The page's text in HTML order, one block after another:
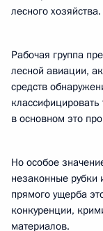
лесного хозяйства.
Рабочая группа
лесной авиации,
средств
классифицировать
в основном это
Но особое
незаконные рубки
прямого ущерба
конкуренции,
материалов.